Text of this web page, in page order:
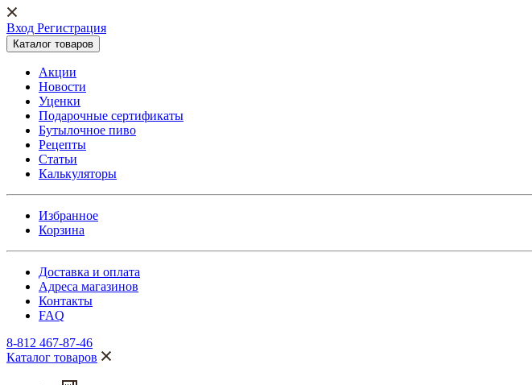
Вход Регистрация
Каталог товаров
Акции
Новости
Уценки
Подарочные сертификаты
Бутылочное пиво
Рецепты
Статьи
Калькуляторы
Избранное
Корзина
Доставка и оплата
Адреса магазинов
Контакты
FAQ
8-812 467-87-46
Каталог товаров